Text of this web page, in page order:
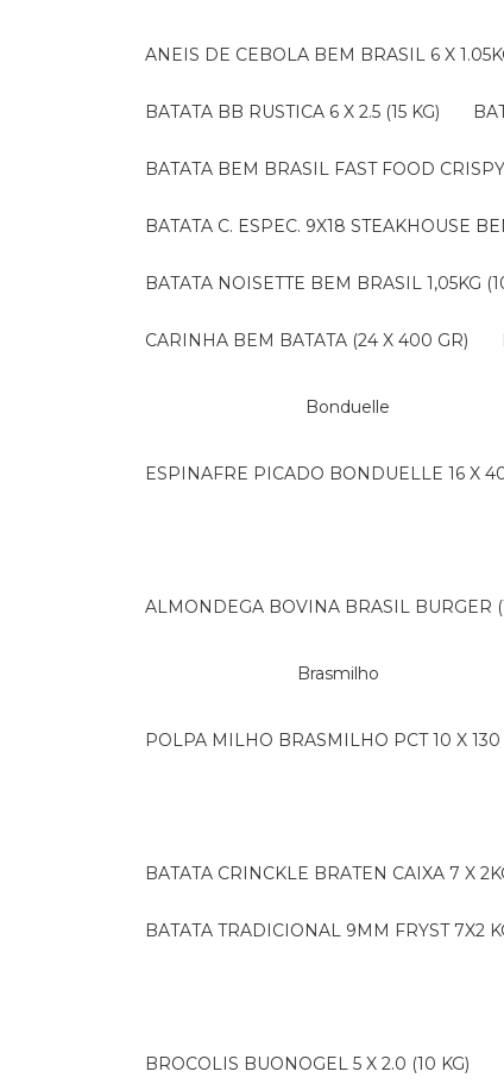
ANEIS DE CEBOLA BEM BRASIL 6 X
BATATA BB RUSTICA 6 X 2.5 (15 KG)
BATATA BEM BRASIL FAST FOOD
BATATA C. ESPEC. 9X18 STEAKHOUSE
BATATA NOISETTE BEM BRASIL 1,05KG
CARINHA BEM BATATA (24 X 400 GR)
Bonduelle
ESPINAFRE PICADO BONDUELLE 16 X
ALMONDEGA BOVINA BRASIL BURGER
Brasmilho
POLPA MILHO BRASMILHO PCT 10 X 130
BATATA CRINCKLE BRATEN CAIXA 7 X
BATATA TRADICIONAL 9MM FRYST 7X2
BROCOLIS BUONOGEL 5 X 2.0 (10 KG)